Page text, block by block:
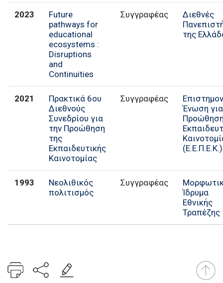
2023
Future
pathways for
educational
ecosystems :
Disruptions
and
Continuities
Συγγραφέας
Διεθνές
της
2021
Πρακτικά 6ου
Διεθνούς
Συνεδρίου για
την Προώθηση
της
Εκπαιδευτικής
Καινοτομίας
Ένωση
(Ε.Ε.Π.Ε.Κ.)
1993
Νεολιθικός
πολιτισμός
Συγγραφέας
Ίδρυμα
Εθνικής
Τραπέζης